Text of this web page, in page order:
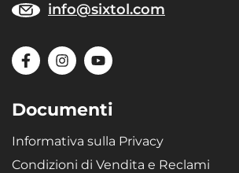
info@sixtol.com
Documenti
Informativa sulla Privacy
Condizioni di Vendita e Reclami